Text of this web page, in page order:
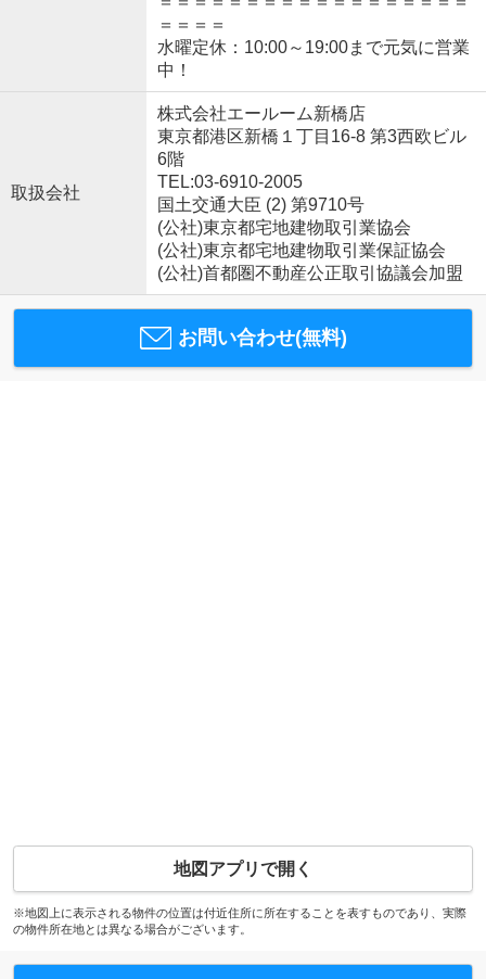
＝＝＝＝
水曜定休：10:00～19:00まで元気に営業
中！
取扱会社
株式会社エールーム新橋店
東京都港区新橋１丁目16-8 第3西欧ビル
6階
TEL:03-6910-2005
国土交通大臣 (2) 第9710号
(公社)東京都宅地建物取引業協会
(公社)東京都宅地建物取引業保証協会
(公社)首都圏不動産公正取引協議会加盟
お問い合わせ(無料)
地図アプリで開く
※地図上に表示される物件の位置は付近住所に所在することを表すものであり、実際
の物件所在地とは異なる場合がございます。